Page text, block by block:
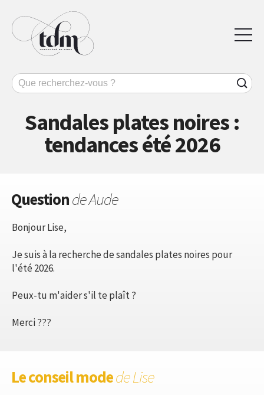
Sandales plates noires :
tendances été 2026
Questionde Aude
Bonjour Lise,
Je suis à la recherche de sandales plates noires pour
l'été 2026.
Peux-tu m'aider s'il te plaît ?
Merci ???
Le conseil modede Lise